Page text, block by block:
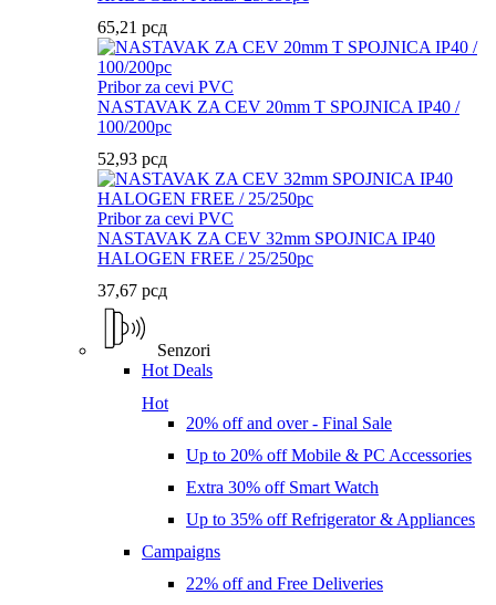
65,21 рсд
Pribor za cevi PVC
NASTAVAK ZA CEV 20mm T SPOJNICA IP40 /
100/200pc
52,93 рсд
Pribor za cevi PVC
NASTAVAK ZA CEV 32mm SPOJNICA IP40
HALOGEN FREE / 25/250pc
37,67 рсд
Senzori
Hot Deals
Hot
20% off and over - Final Sale
Up to 20% off Mobile & PC Accessories
Extra 30% off Smart Watch
Up to 35% off Refrigerator & Appliances
Campaigns
22% off and Free Deliveries